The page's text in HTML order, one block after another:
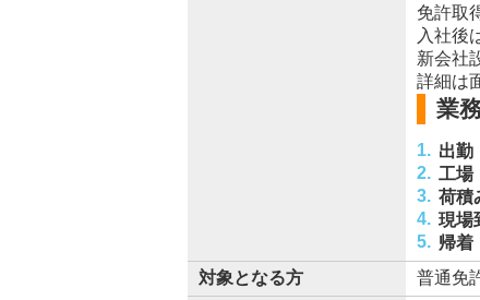
免許取
入社後
新会社
詳細は
業
出勤
工場
荷積
現場
帰着
対象となる方
普通免